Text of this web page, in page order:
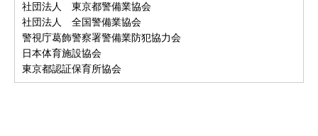
社団法人 東京都警備業協会
社団法人 全国警備業協会
警視庁葛飾警察署警備業防犯協力会
日本体育施設協会
東京都認証保育所協会